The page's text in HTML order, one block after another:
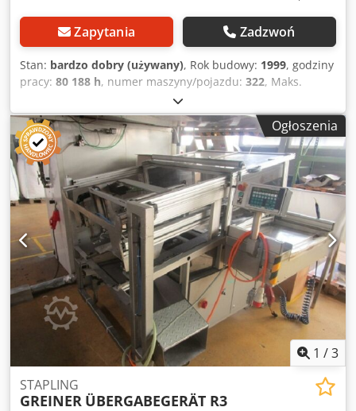
Zapytania Zadzwoń
Stan: bardzo dobry (używany), Rok budowy: 1999, godziny
pracy: 80 188 h, numer maszyny/pojazdu: 322, Maks.
szerokość folii 700-800 mm Wyposażenie / dalsze
informacje: -GREINER UKŁADANIE / urządzenie
przekazujące R3 (Nr ref.: 95002.24) // Nr fabr.: 00020 // Rok
prod.: 1998 CENA GREINER UKŁADANIA: 6.500 € / PARTIA
SZWAJCARIA Ogrzewanie górne i dolne Przetwarzane
materiały: PS i PP 450 PS // 350 PP Na maszynie pracowały
następujące narzędzia: 8-gniazdowe narzędzie Ø95, 15-
gniazdowe narzędzie Ø73 oraz 15-gniazdowe narzędzie
Ø86 Cjdpfoq Nn Hcex Apbsha W szczególności
produkowano opakowania dla przemysłu mleczarskiego.
Cykl roboczy wynosi 18-25 taktów – w zależności od wagi
kubka.
Ogłoszenia
1 /3
STAPLING
GREINER ÜBERGABEGERÄT R3